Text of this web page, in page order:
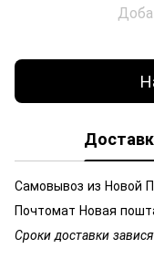
Самовывоз из Новой
Почтомат Новая
Сроки доставки